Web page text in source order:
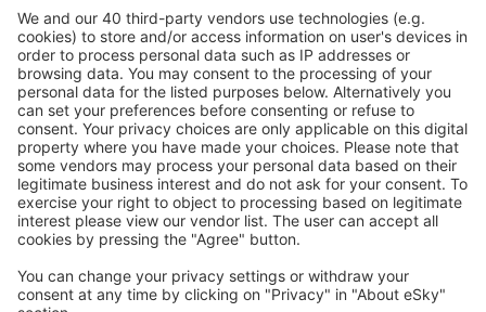
Plan veilig
Zorgeloos boeken met gratiss annuleringsopties.
Bespaar meer
Reisaanbiedingen en speciale aanbiedingen voor
geregistreerde gebruikers.
Accommodaties die u bevallen
Kies uit meer dan 1,3 miljoen accommodaties: hotels,
jeugdherbergen, appartementen en meer.